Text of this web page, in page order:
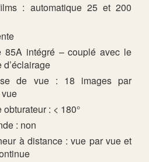
: automatique 25 et 200
85A intégré – couplé avec le
de vue : 18 images par
: < 180°
: non
à distance : vue par vue et